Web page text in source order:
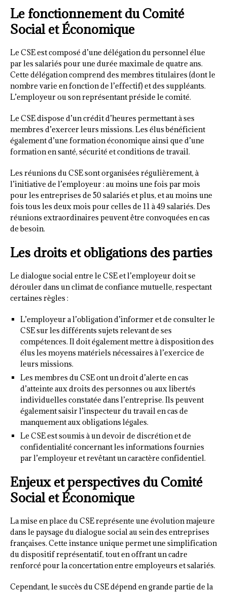
Le fonctionnement du Comité
Social et Économique
Le CSE est composé d’une délégation du personnel élue
par les salariés pour une durée maximale de quatre ans.
Cette délégation comprend des membres titulaires (dont le
nombre varie en fonction de l’effectif) et des suppléants.
L’employeur ou son représentant préside le comité.
Le CSE dispose d’un crédit d’heures permettant à ses
membres d’exercer leurs missions. Les élus bénéficient
également d’une formation économique ainsi que d’une
formation en santé, sécurité et conditions de travail.
Les réunions du CSE sont organisées régulièrement, à
l’initiative de l’employeur : au moins une fois par mois
pour les entreprises de 50 salariés et plus, et au moins une
fois tous les deux mois pour celles de 11 à 49 salariés. Des
réunions extraordinaires peuvent être convoquées en cas
de besoin.
Les droits et obligations des parties
Le dialogue social entre le CSE et l’employeur doit se
dérouler dans un climat de confiance mutuelle, respectant
certaines règles :
L’employeur a l’obligation d’informer et de consulter le
CSE sur les différents sujets relevant de ses
compétences. Il doit également mettre à disposition des
élus les moyens matériels nécessaires à l’exercice de
leurs missions.
Les membres du CSE ont un droit d’alerte en cas
d’atteinte aux droits des personnes ou aux libertés
individuelles constatée dans l’entreprise. Ils peuvent
également saisir l’inspecteur du travail en cas de
manquement aux obligations légales.
Le CSE est soumis à un devoir de discrétion et de
confidentialité concernant les informations fournies
par l’employeur et revêtant un caractère confidentiel.
Enjeux et perspectives du Comité
Social et Économique
La mise en place du CSE représente une évolution majeure
dans le paysage du dialogue social au sein des entreprises
françaises. Cette instance unique permet une simplification
du dispositif représentatif, tout en offrant un cadre
renforcé pour la concertation entre employeurs et salariés.
Cependant, le succès du CSE dépend en grande partie de la